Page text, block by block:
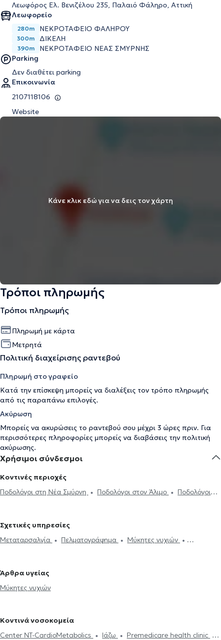
Λεωφόρος Ελ. Βενιζέλου 235, Παλαιό Φάληρο, Αττική
Λεωφορείο
280m ΝΕΚΡΟΤΑΦΕΙΟ ΦΑΛΗΡΟΥ
300m ΔΙΚΕΛΉ
390m
ΝΕΚΡΟΤΑΦΕΙΟ ΝΕΑΣ ΣΜΥΡΝΗΣ
Parking
Δεν διαθέτει parking
Επικοινωνία
2107118106
Website
Κάνε κλικ εδώ για να δεις τον χάρτη
Τρόποι πληρωμής
Τρόποι πληρωμής
Πληρωμή με κάρτα
Μετρητά
Πολιτική διαχείρισης ραντεβού
Πληρωμή στο γραφείο
Κατά την επίσκεψη μπορείς να διαλέξεις τον τρόπο πληρωμής
από τις παραπάνω επιλογές.
Ακύρωση
Μπορείς να ακυρώσεις το ραντεβού σου μέχρι 3 ώρες πριν. Για
περισσότερες πληροφορίες μπορείς να διαβάσεις την πολιτική
ακύρωσης.
Χρήσιμοι σύνδεσμοι
Κοντινές περιοχές
Ποδολόγοι στη Νέα Σμύρνη
Ποδολόγοι στον Άλιμο
Ποδολόγοι
Ποδολόγοι στους Αμπελόκηπους
Ποδολόγοι στα Άνω Πατήσια
Ποδολόγοι στη Βουλιαγμένη
Σχετικές υπηρεσίες
Μεταταρσαλγία
Πελματογράφημα
Μύκητες νυχιών
Άρθρα υγείας
Μύκητες νυχιών
Κοντινά νοσοκομεία
Center NT-CardioMetabolics
Ιάζω
Premedicare health clinic